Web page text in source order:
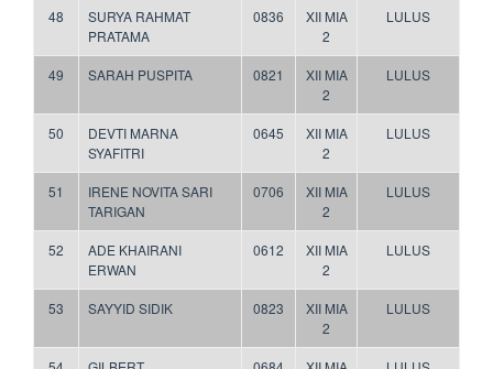
48
SURYA RAHMAT
PRATAMA
0836
XII MIA
2
LULUS
49 SARAH PUSPITA 0821
XII MIA
2
LULUS
50
DEVTI MARNA
SYAFITRI
0645
XII MIA
2
LULUS
51
IRENE NOVITA SARI
TARIGAN
0706
XII MIA
2
LULUS
52
ADE KHAIRANI
ERWAN
0612
XII MIA
2
LULUS
53 SAYYID SIDIK 0823
XII MIA
2
LULUS